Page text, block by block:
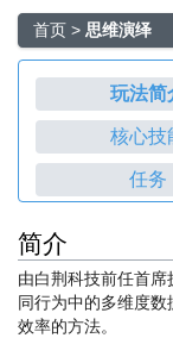
导
航
搜
索
首页 > 思维演绎
玩法简
核心技
任务
简介
由白荆科技前任首
同行为中的多维度
效率的方法。